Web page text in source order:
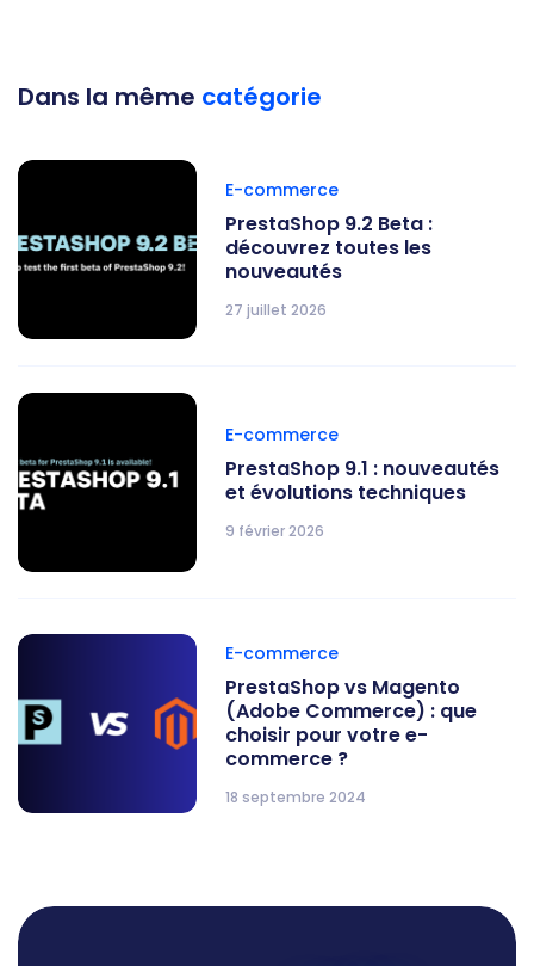
Dans la même catégorie
E-commerce
PrestaShop 9.2 Beta :
découvrez toutes les
nouveautés
27 juillet 2026
E-commerce
PrestaShop 9.1 : nouveautés
et évolutions techniques
9 février 2026
E-commerce
PrestaShop vs Magento
(Adobe Commerce) : que
choisir pour votre e-
commerce ?
18 septembre 2024